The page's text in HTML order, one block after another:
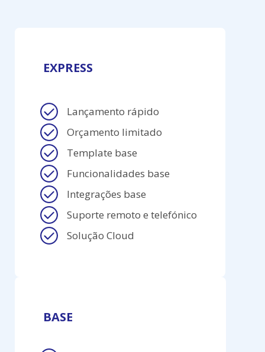
EXPRESS
Lançamento rápido
Orçamento limitado
Template base
Funcionalidades base
Integrações base
Suporte remoto e telefónico
Solução Cloud
BASE